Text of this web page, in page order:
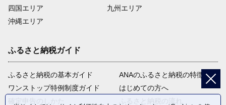
四国エリア
沖縄エリア
九州エリア
ふるさと納税ガイド
ふるさと納税の基本ガイド
ワンストップ特例制度ガイド
ANAのふるさと納税の特徴
はじめての方へ